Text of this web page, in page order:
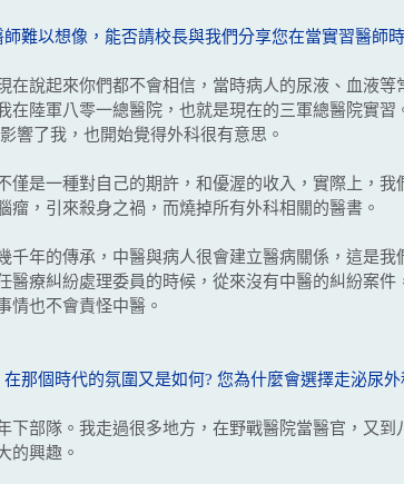
難以想像，能否請校長與我們分享您在當實習醫師
說起來你們都不會相信，當時病人的尿液、血液等
陸軍八零一總醫院，也就是現在的三軍總醫院實
響了我，也開始覺得外科很有意思。
一種對自己的期許，和優渥的收入，實際上，我
，引來殺身之禍，而燒掉所有外科相關的醫書。
年的傳承，中醫與病人很會建立醫病關係，這是我
療糾紛處理委員的時候，從來沒有中醫的糾紛案
情也不會責怪中醫。
那個時代的氛圍又是如何? 您為什麼會選擇走泌尿外
隊。我走過很多地方，在野戰醫院當醫官，又到
的興趣。